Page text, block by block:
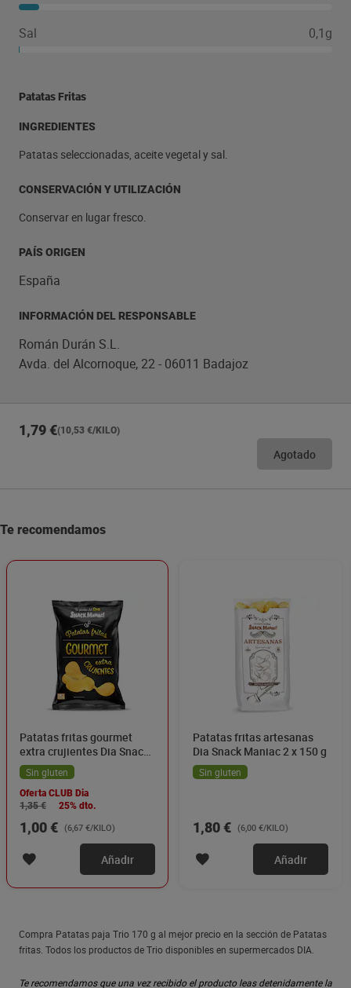
Sal 0,1g
Patatas Fritas
INGREDIENTES
Patatas seleccionadas, aceite vegetal y sal.
CONSERVACIÓN Y UTILIZACIÓN
Conservar en lugar fresco.
PAÍS ORIGEN
España
INFORMACIÓN DEL RESPONSABLE
Román Durán S.L.
Avda. del Alcornoque, 22 - 06011 Badajoz
1,79 €(10,53 €/KILO)
Agotado
Te recomendamos
Patatas fritas gourmet
extra crujientes Dia Snack
Maniac 150 g
Sin gluten
Oferta CLUB Dia
1,35 €
25% dto.
1,00 € (6,67 €/KILO)
Añadir
Patatas fritas artesanas
Dia Snack Maniac 2 x 150 g
Sin gluten
1,80 € (6,00 €/KILO)
Añadir
Compra Patatas paja Trio 170 g al mejor precio en la sección de Patatas
fritas. Todos los productos de Trio disponibles en supermercados DIA.
Te recomendamos que una vez recibido el producto leas detenidamente la